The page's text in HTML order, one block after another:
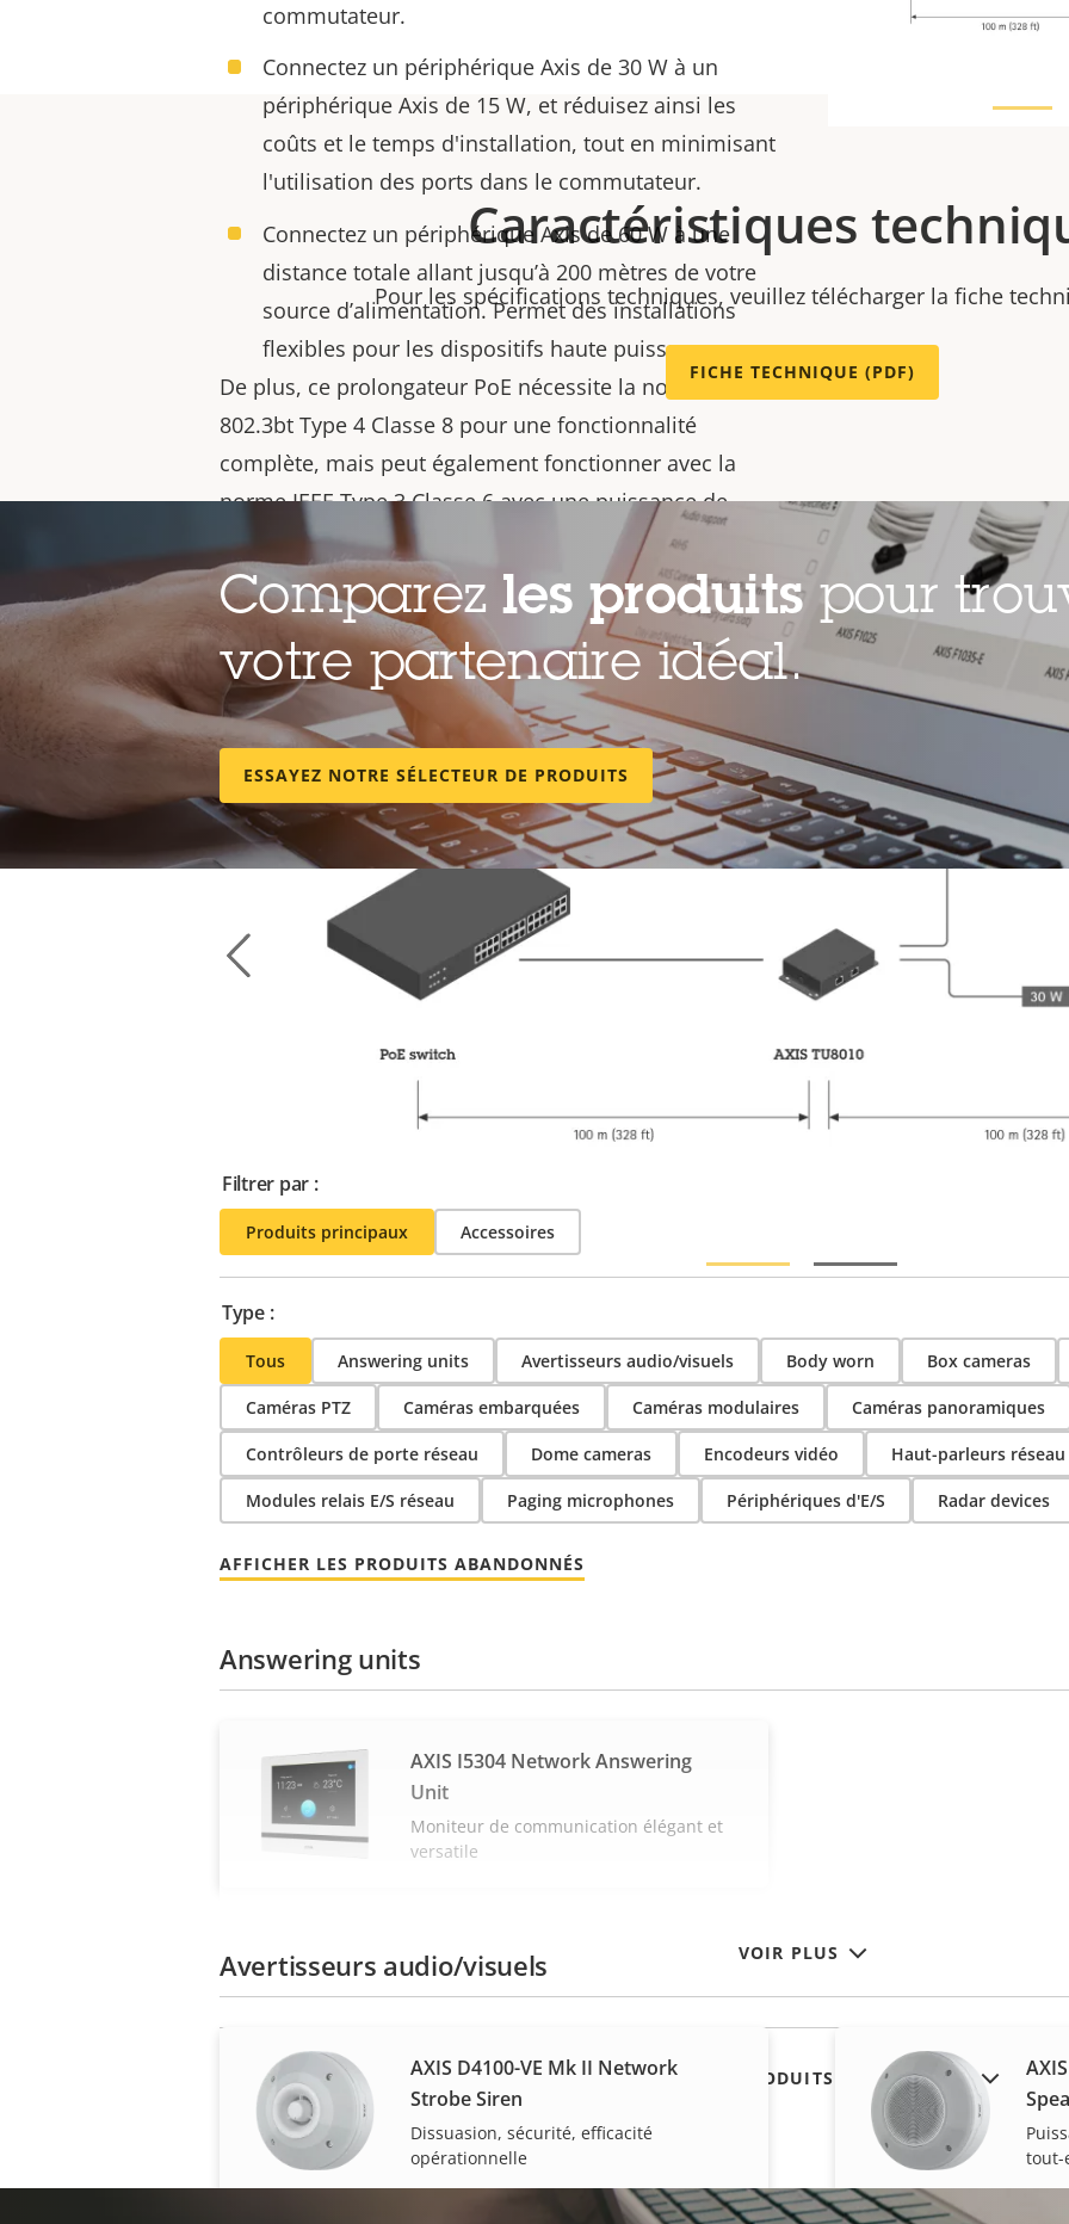
commutateur.
Connectez un périphérique Axis de 30 W à un
périphérique Axis de 15 W, et réduisez ainsi les
coûts et le temps d'installation, tout en minimisant
l'utilisation des ports dans le commutateur.
Connectez un périphérique Axis de 60 W à une
distance totale allant jusqu’à 200 mètres de votre
source d’alimentation. Permet des installations
flexibles pour les dispositifs haute puissance.
De plus, ce prolongateur PoE nécessite la norme IEEE
802.3bt Type 4 Classe 8 pour une fonctionnalité
complète, mais peut également fonctionner avec la
norme IEEE Type 3 Classe 6 avec une puissance de
sortie plus limitée.
Caractéristiques
Pour les spécifications techniques, veuillez télécharger la fiche
FICHE TECHNIQUE (PDF)
Comparez les produitspour
votre partenaire idéal.
ESSAYEZ NOTRE SÉLECTEUR DE PRODUITS
Produits compatibles
Filtrer par :
Produits principaux Accessoires
Type :
Tous Answering units Avertisseurs audio/visuels Body worn Box cameras
Caméras PTZ Caméras embarquées Caméras modulaires Caméras panoramiques
Contrôleurs de porte réseau Dome cameras Encodeurs vidéo Haut-parleurs réseau
Modules relais E/S réseau Paging microphones Périphériques d'E/S Radar devices
AFFICHER LES PRODUITS ABANDONNÉS
VOIR PLUS
Answering units
AXIS I5304 Network Answering
Unit
Moniteur de communication élégant et
versatile
Avertisseurs audio/visuels
AXIS D4100-VE Mk II Network
Strobe Siren
Dissuasion, sécurité, efficacité
opérationnelle
tout-
AFFICHER LES PRODUITS ABANDONNÉS